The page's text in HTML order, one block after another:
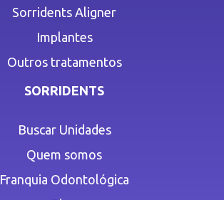
Sorridents Aligner
Implantes
Outros tratamentos
SORRIDENTS
Buscar Unidades
Quem somos
Franquia Odontológica